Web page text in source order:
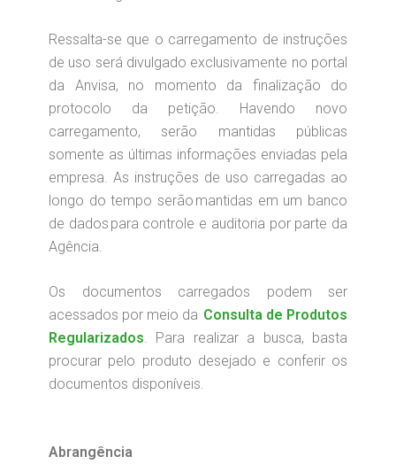
Ressalta-se que o carregamento de instruções
de uso será divulgado exclusivamente no portal
da Anvisa, no momento da finalização do
protocolo da petição. Havendo novo
carregamento, serão mantidas públicas
somente as últimas informações enviadas pela
empresa. As instruções de uso carregadas ao
longo do tempo serão mantidas em um banco
de dados para controle e auditoria por parte da
Agência.
Os documentos carregados podem ser
acessados por meio da Consulta de Produtos
Regularizados. Para realizar a busca, basta
procurar pelo produto desejado e conferir os
documentos disponíveis.
Abrangência